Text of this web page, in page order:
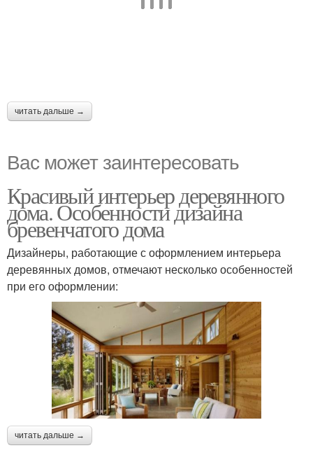
читать дальше →
Вас может заинтересовать
Красивый интерьер деревянного
дома. Особенности дизайна
бревенчатого дома
Дизайнеры, работающие с оформлением интерьера
деревянных домов, отмечают несколько особенностей
при его оформлении:
читать дальше →